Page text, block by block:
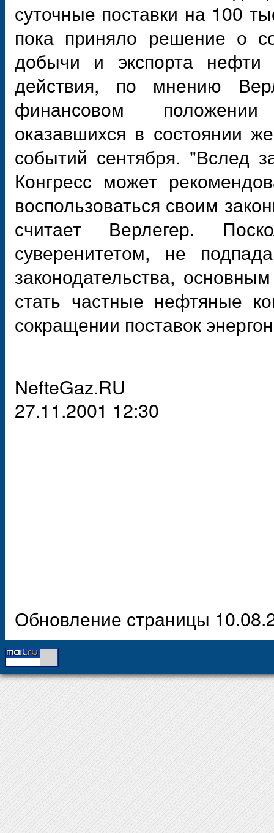
суточные поставки на 100
пока приняло решение о
добычи и экспорта
действия, по мнению
финансовом положении
оказавшихся в состоянии
событий сентября. "Вслед
Конгресс может
воспользоваться своим
считает Верлегер.
суверенитетом, не
законодательства,
стать частные нефтяные
сокращении поставок
NefteGaz.RU
27.11.2001 12:30
Обновление страницы